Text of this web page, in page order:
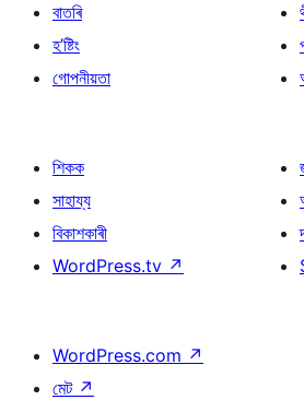
বাতৰি
হ’ষ্টিং
গোপনীয়তা
শিকক
সাহায্য
বিকাশকাৰী
WordPress.tv ↗
WordPress.com ↗
মেট ↗